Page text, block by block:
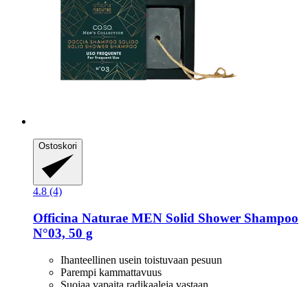
Ostoskori
4.8 (4)
Officina Naturae MEN Solid Shower Shampoo
N°03, 50 g
Ihanteellinen usein toistuvaan pesuun
Parempi kammattavuus
Suojaa vapaita radikaaleja vastaan